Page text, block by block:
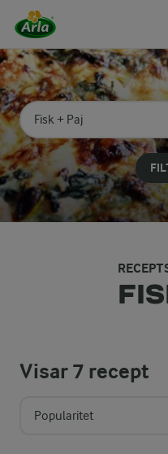
Sök på kategori eller
Skriv in sökord för att få
Visar7 recept
Popularitet